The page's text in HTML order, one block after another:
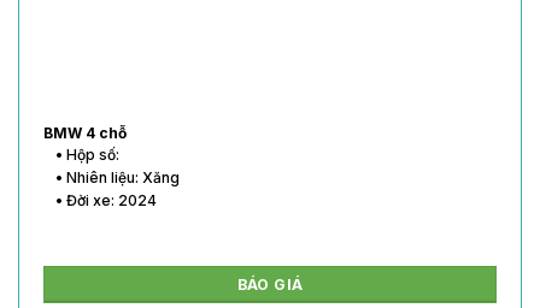
BMW 4 chỗ
• Hộp số:
• Nhiên liệu: Xăng
• Đời xe: 2024
BÁO GIÁ